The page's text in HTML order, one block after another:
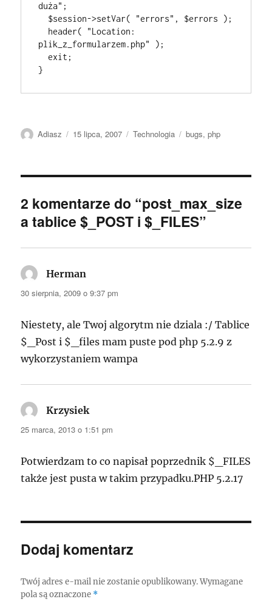
duża";
plik_z_formularzem.php" );
  exit;
}
Autor
Adiasz
Data
15 lipca, 2007 Kategorie
Technologia Tagi
bugs,php
2 komentarze do “post_max_size
a tablice $_POST i $_FILES”
Herman
30 sierpnia, 2009 o 9:37 pm
Niestety, ale Twoj algorytm nie dziala :/ Tablice
$_Post i $_files mam puste pod php 5.2.9 z
wykorzystaniem wampa
Krzysiekpisze:
25 marca, 2013 o 1:51 pm
Potwierdzam to co napisał poprzednik $_FILES
także jest pusta w takim przypadku.PHP 5.2.17
Dodaj komentarz
Twój adres e-mail nie zostanie opublikowany. Wymagane
pola są oznaczone *